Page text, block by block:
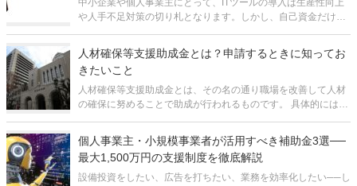
や人手不足対策の切り札となります。しかし、自己資金だけで
課題を解決するうえで、
人材確保等支援助成金とは？申請するときに知ってお
きたいこと
人材確保等支援助成金とは、その名の通り職場を改善して人材
の確保に努めることで助成が行われるものです。 具体的には、
時間正社員制
個人事業主・小規模事業者が活用すべき補助金3選──
最大1,500万円の支援制度を徹底解説
設備投資をしたい、広告を打ちたい、業務を効率化したい──し
通話料無料で今すぐ 予約フォームから